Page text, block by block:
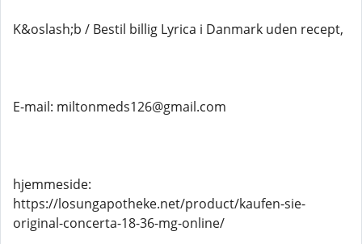
K&oslash;b / Bestil billig Lyrica i Danmark uden recept,
E-mail: miltonmeds126@gmail.com
hjemmeside:
https://losungapotheke.net/product/kaufen-sie-
original-concerta-18-36-mg-online/